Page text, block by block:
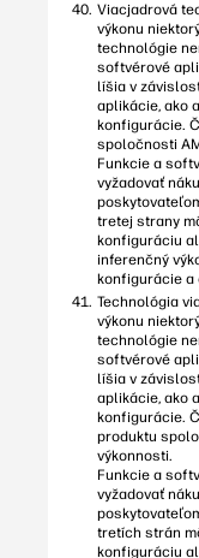
Viacjadrová
výkonu
technológie
softvérové
líšia v
aplikácie, ako
konfigurácie.
spoločnosti
Funkcie a
vyžadovať
tretej strany
konfiguráciu
inferenčný
konfigurácie a
Technológia
výkonu
technológie
softvérové
líšia v
aplikácie, ako
konfigurácie.
produktu
výkonnosti.
Funkcie a
vyžadovať
tretích strán
konfiguráciu